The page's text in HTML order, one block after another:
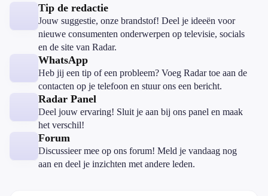
Tip de redactie
Jouw suggestie, onze brandstof! Deel je ideeën voor
nieuwe consumenten onderwerpen op televisie, socials
en de site van Radar.
WhatsApp
Heb jij een tip of een probleem? Voeg Radar toe aan de
contacten op je telefoon en stuur ons een bericht.
Radar Panel
Deel jouw ervaring! Sluit je aan bij ons panel en maak
het verschil!
Forum
Discussieer mee op ons forum! Meld je vandaag nog
aan en deel je inzichten met andere leden.